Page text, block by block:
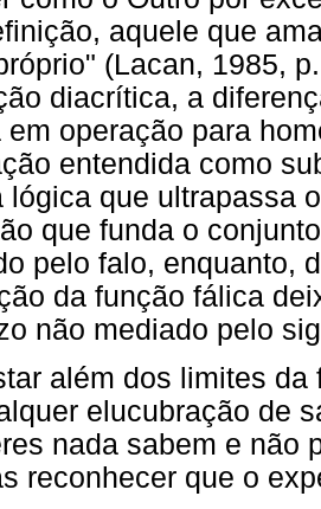
aquele que
(Lacan, 1985,
diacrítica, a
em operação para
entendida como
lógica que ultrapassa
que funda o
pelo falo, enquanto,
da função fálica
não mediado pelo
além dos limites
elucubração de
nada sabem e não
reconhecer que o